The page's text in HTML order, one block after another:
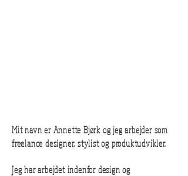
Mit navn er Annette Bjørk og jeg arbejder som
freelance designer, stylist og produktudvikler.
Jeg har arbejdet indenfor design og